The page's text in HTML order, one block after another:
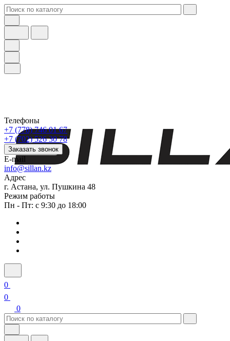
Телефоны
+7 (778) 746 01 67
+7 (702) 526 30 78
Заказать звонок
E-mail
info@sillan.kz
Адрес
г. Астана, ул. Пушкина 48
Режим работы
Пн - Пт: с 9:30 до 18:00
0
0
0